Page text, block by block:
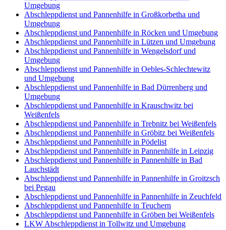
Umgebung
Abschleppdienst und Pannenhilfe in Großkorbetha und
Umgebung
Abschleppdienst und Pannenhilfe in Röcken und Umgebung
Abschleppdienst und Pannenhilfe in Lützen und Umgebung
Abschleppdienst und Pannenhilfe in Wengelsdorf und
Umgebung
Abschleppdienst und Pannenhilfe in Oebles-Schlechtewitz
und Umgebung
Abschleppdienst und Pannenhilfe in Bad Dürrenberg und
Umgebung
Abschleppdienst und Pannenhilfe in Krauschwitz bei
Weißenfels
Abschleppdienst und Pannenhilfe in Trebnitz bei Weißenfels
Abschleppdienst und Pannenhilfe in Gröbitz bei Weißenfels
Abschleppdienst und Pannenhilfe in Pödelist
Abschleppdienst und Pannenhilfe in Pannenhilfe in Leipzig
Abschleppdienst und Pannenhilfe in Pannenhilfe in Bad
Lauchstädt
Abschleppdienst und Pannenhilfe in Pannenhilfe in Groitzsch
bei Pegau
Abschleppdienst und Pannenhilfe in Pannenhilfe in Zeuchfeld
Abschleppdienst und Pannenhilfe in Teuchern
Abschleppdienst und Pannenhilfe in Gröben bei Weißenfels
LKW Abschleppdienst in Tollwitz und Umgebung